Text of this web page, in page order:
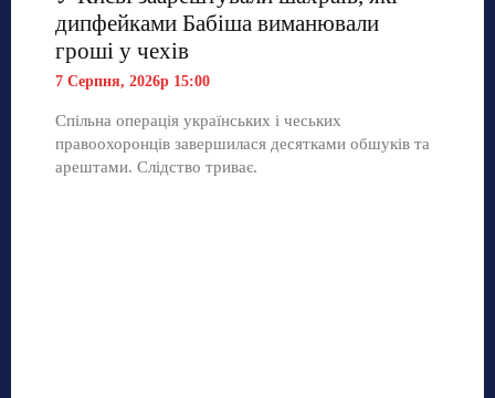
дипфейками Бабіша виманювали
гроші у чехів
7 Серпня, 2026р 15:00
Спільна операція українських і чеських
правоохоронців завершилася десятками обшуків та
арештами. Слідство триває.